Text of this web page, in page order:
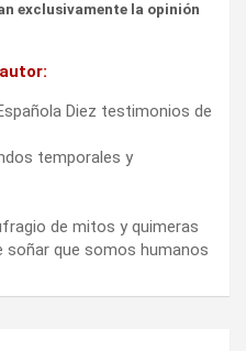
exclusivamente la opinión
Diez testimonios de
temporales y
de mitos y quimeras
soñar que somos humanos